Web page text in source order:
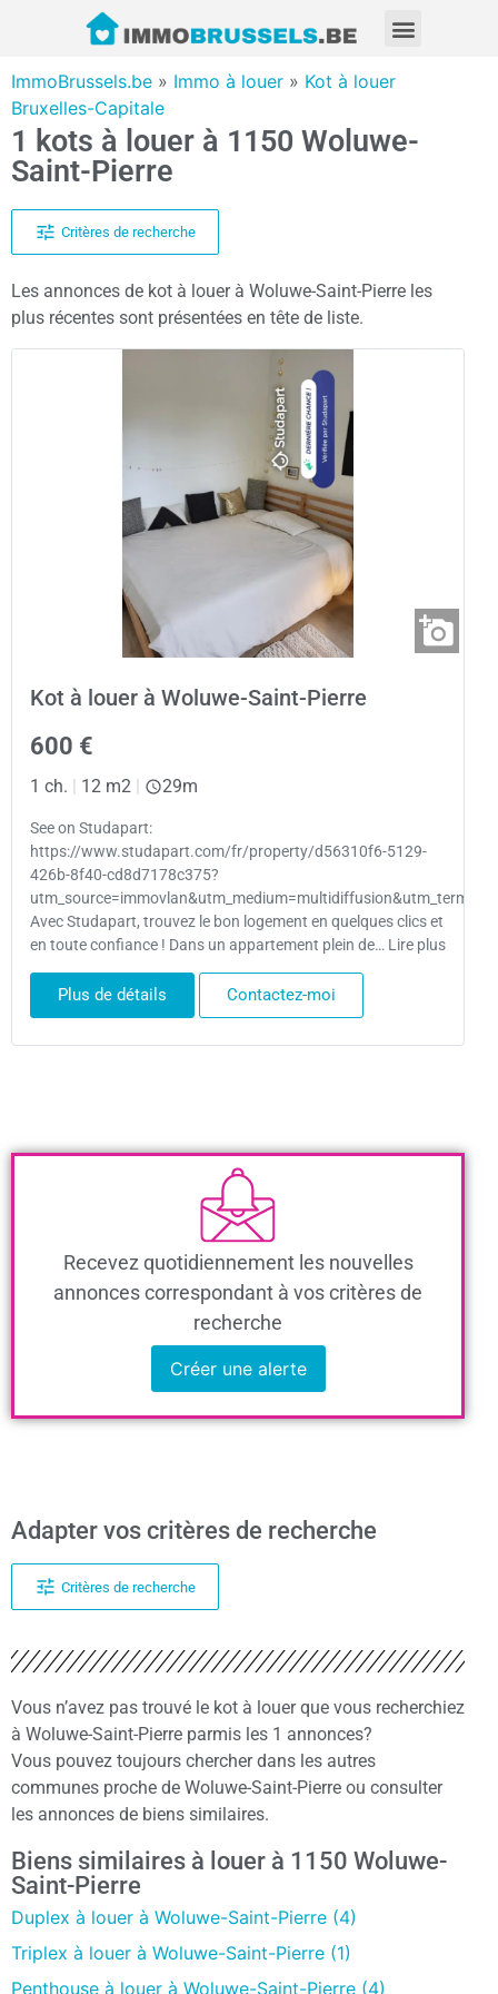
ImmoBrussels.be » Immo à louer » Kot à louer
Bruxelles-Capitale
1 kots à louer à 1150 Woluwe-
Saint-Pierre
Critères de recherche
Les annonces de kot à louer à Woluwe-Saint-Pierre les
plus récentes sont présentées en tête de liste.
Kot à louer à Woluwe-Saint-Pierre
600 €
1 ch. 12 m2 29m
See on Studapart:
https://www.studapart.com/fr/property/d56310f6-5129-
426b-8f40-cd8d7178c375?
Avec Studapart, trouvez le bon logement en quelques clics et
en toute confiance ! Dans un appartement plein de… Lire plus
Plus de détails Contactez-moi
Recevez quotidiennement les nouvelles
annonces correspondant à vos critères de
recherche
Créer une alerte
Adapter vos critères de recherche
Critères de recherche
Vous n’avez pas trouvé le kot à louer que vous recherchiez
à Woluwe-Saint-Pierre parmis les 1 annonces?
Vous pouvez toujours chercher dans les autres
communes proche de Woluwe-Saint-Pierre ou consulter
les annonces de biens similaires.
Biens similaires à louer à 1150 Woluwe-
Saint-Pierre
Duplex à louer à Woluwe-Saint-Pierre (4)
Triplex à louer à Woluwe-Saint-Pierre (1)
Penthouse à louer à Woluwe-Saint-Pierre (4)